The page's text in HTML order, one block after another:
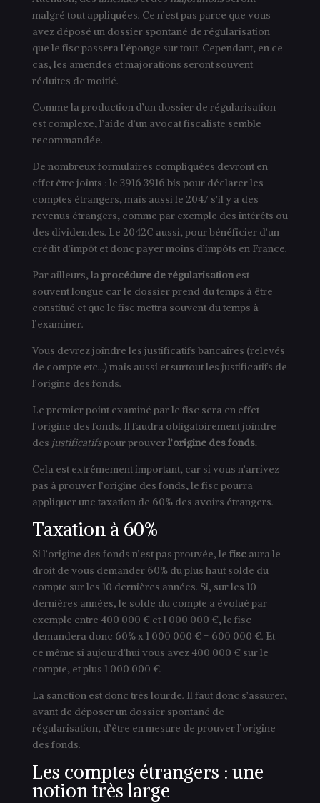
malgré tout appliquées. Ce n’est pas parce que vous
avez déposé un dossier spontané de régularisation
que le fisc passera l’éponge sur tout. Cependant, en ce
cas, les amendes et majorations seront souvent
réduites de moitié.
Comme la production d’un dossier de régularisation
est complexe, l’aide d’un avocat fiscaliste semble
recommandée.
De nombreux formulaires compliquées devront en
effet être joints : le 3916 3916 bis pour déclarer les
comptes étrangers, mais aussi le 2047 s’il y a des
revenus étrangers, comme par exemple des intérêts ou
des dividendes. Le 2042C aussi, pour bénéficier d’un
crédit d’impôt et donc payer moins d’impôts en France.
Par ailleurs, la procédure de régularisationest
souvent longue car le dossier prend du temps à être
constitué et que le fisc mettra souvent du temps à
l’examiner.
Vous devrez joindre les justificatifs bancaires (relevés
de compte etc…) mais aussi et surtout les justificatifs de
l’origine des fonds.
Le premier point examiné par le fisc sera en effet
l’origine des fonds. Il faudra obligatoirement joindre
des justificatifspour prouverl’origine des fonds.
Cela est extrêmement important, car si vous n’arrivez
pas à prouver l’origine des fonds, le fisc pourra
appliquer une taxation de 60% des avoirs étrangers.
Taxation à 60%
Si l’origine des fonds n’est pas prouvée, le fiscaura le
droit de vous demander 60% du plus haut solde du
compte sur les 10 dernières années. Si, sur les 10
dernières années, le solde du compte a évolué par
exemple entre 400 000 € et 1 000 000 €, le fisc
demandera donc 60% x 1 000 000 € = 600 000 €. Et
ce même si aujourd’hui vous avez 400 000 € sur le
compte, et plus 1 000 000 €.
La sanction est donc très lourde. Il faut donc s’assurer,
avant de déposer un dossier spontané de
régularisation, d’être en mesure de prouver l’origine
des fonds.
Les comptes étrangers : une
notion très large